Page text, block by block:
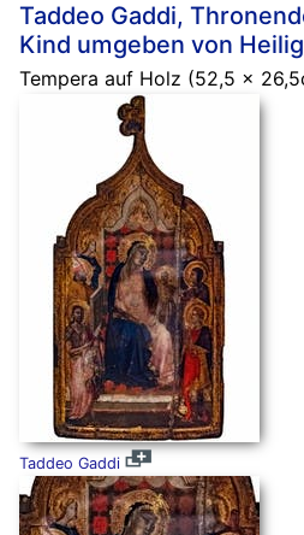
Taddeo Gaddi,
Kind umgeben von
Tempera auf Holz (52,5 x
Taddeo Gaddi